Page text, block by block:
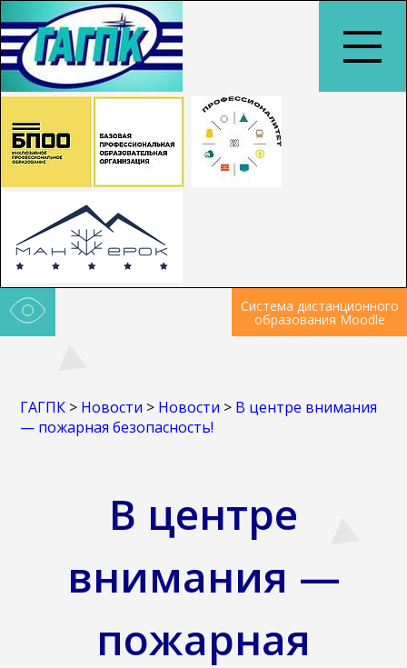
Система дистанционного
образования Moodle
ГАГПК > Новости > Новости > В центре внимания
— пожарная безопасность!
В центре
внимания —
пожарная